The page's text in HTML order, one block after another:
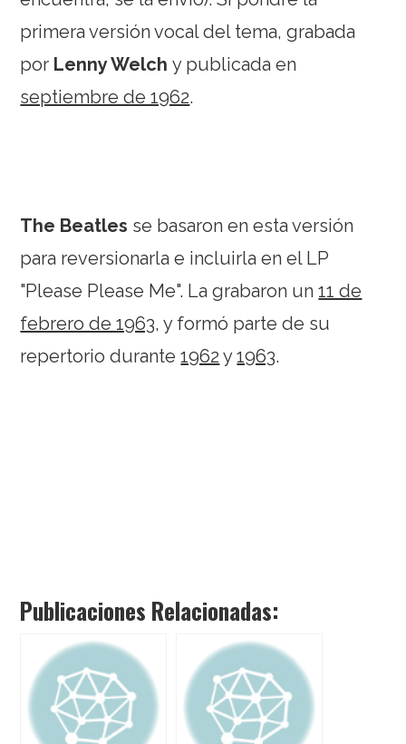
primera versión vocal del tema, grabada
por Lenny Welchy publicada en
septiembre de 1962.
The Beatles se basaron en esta versión
para reversionarla e incluirla en el LP
"Please Please Me". La grabaron un11 de
febrero de 1963, y formó parte de su
repertorio durante1962 y1963.
Publicaciones Relacionadas: